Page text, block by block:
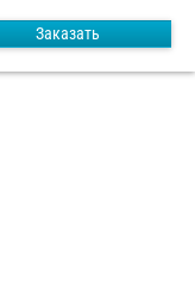
Заказать